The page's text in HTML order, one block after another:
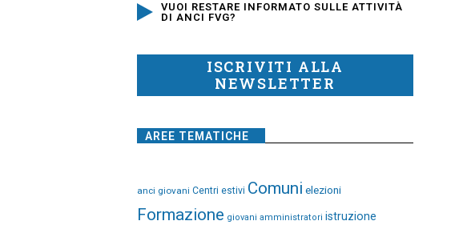
VUOI RESTARE INFORMATO SULLE ATTIVITÀ
DI ANCI FVG?
ISCRIVITI ALLA
NEWSLETTER
AREE TEMATICHE
anci giovani Centri estivi Comuni elezioni
Formazione giovani amministratori istruzione